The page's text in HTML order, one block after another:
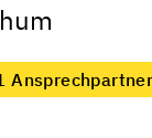
Ansprechpartner